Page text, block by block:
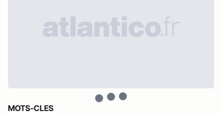
MOTS-CLES